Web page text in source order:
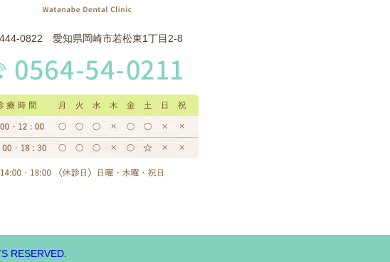
0822 愛知県岡崎市若松東1丁目2-8
RESERVED.